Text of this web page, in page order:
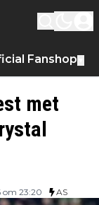
Fanshop
met
om 23:20 AS